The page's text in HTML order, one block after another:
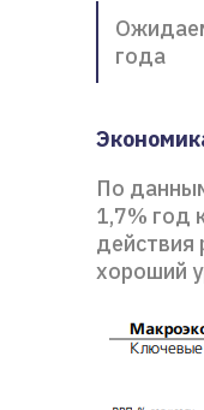
года
По
1,7% год
действия
хороший